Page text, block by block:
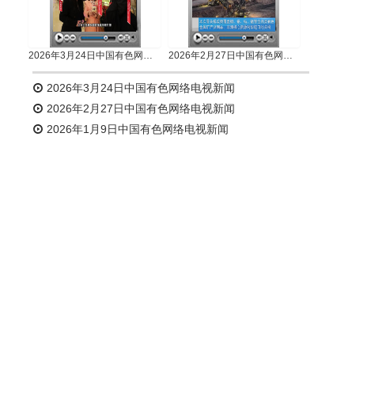
2026年3月24日中国有色网络电视新闻 2026年2月27日中国有色网络电视新闻
2026年3月24日中国有色网络电视新闻
2026年2月27日中国有色网络电视新闻
2026年1月9日中国有色网络电视新闻